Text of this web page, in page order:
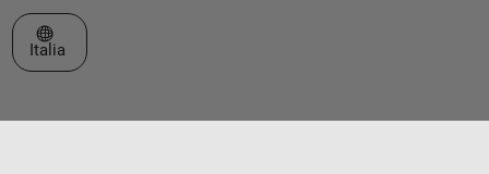
Seleziona un sito web
Italia